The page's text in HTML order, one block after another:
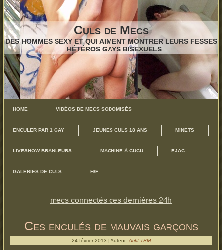
Culs de Mecs
DES HOMMES SEXY ET QUI AIMENT MONTRER LEURS FESSES
– HÉTÉROS GAYS BISEXUELS
HOME VIDÉOS DE MECS SODOMISÉS
ENCULER PAR 1 GAY JEUNES CULS 18 ANS MINETS
LIVESHOW BRANLEURS MACHINE À CUCU EJAC
GALERIES DE CULS H/F
mecs connectés ces dernières 24h
Ces enculés de mauvais garçons
24 février 2013 | Auteur: Actif TBM